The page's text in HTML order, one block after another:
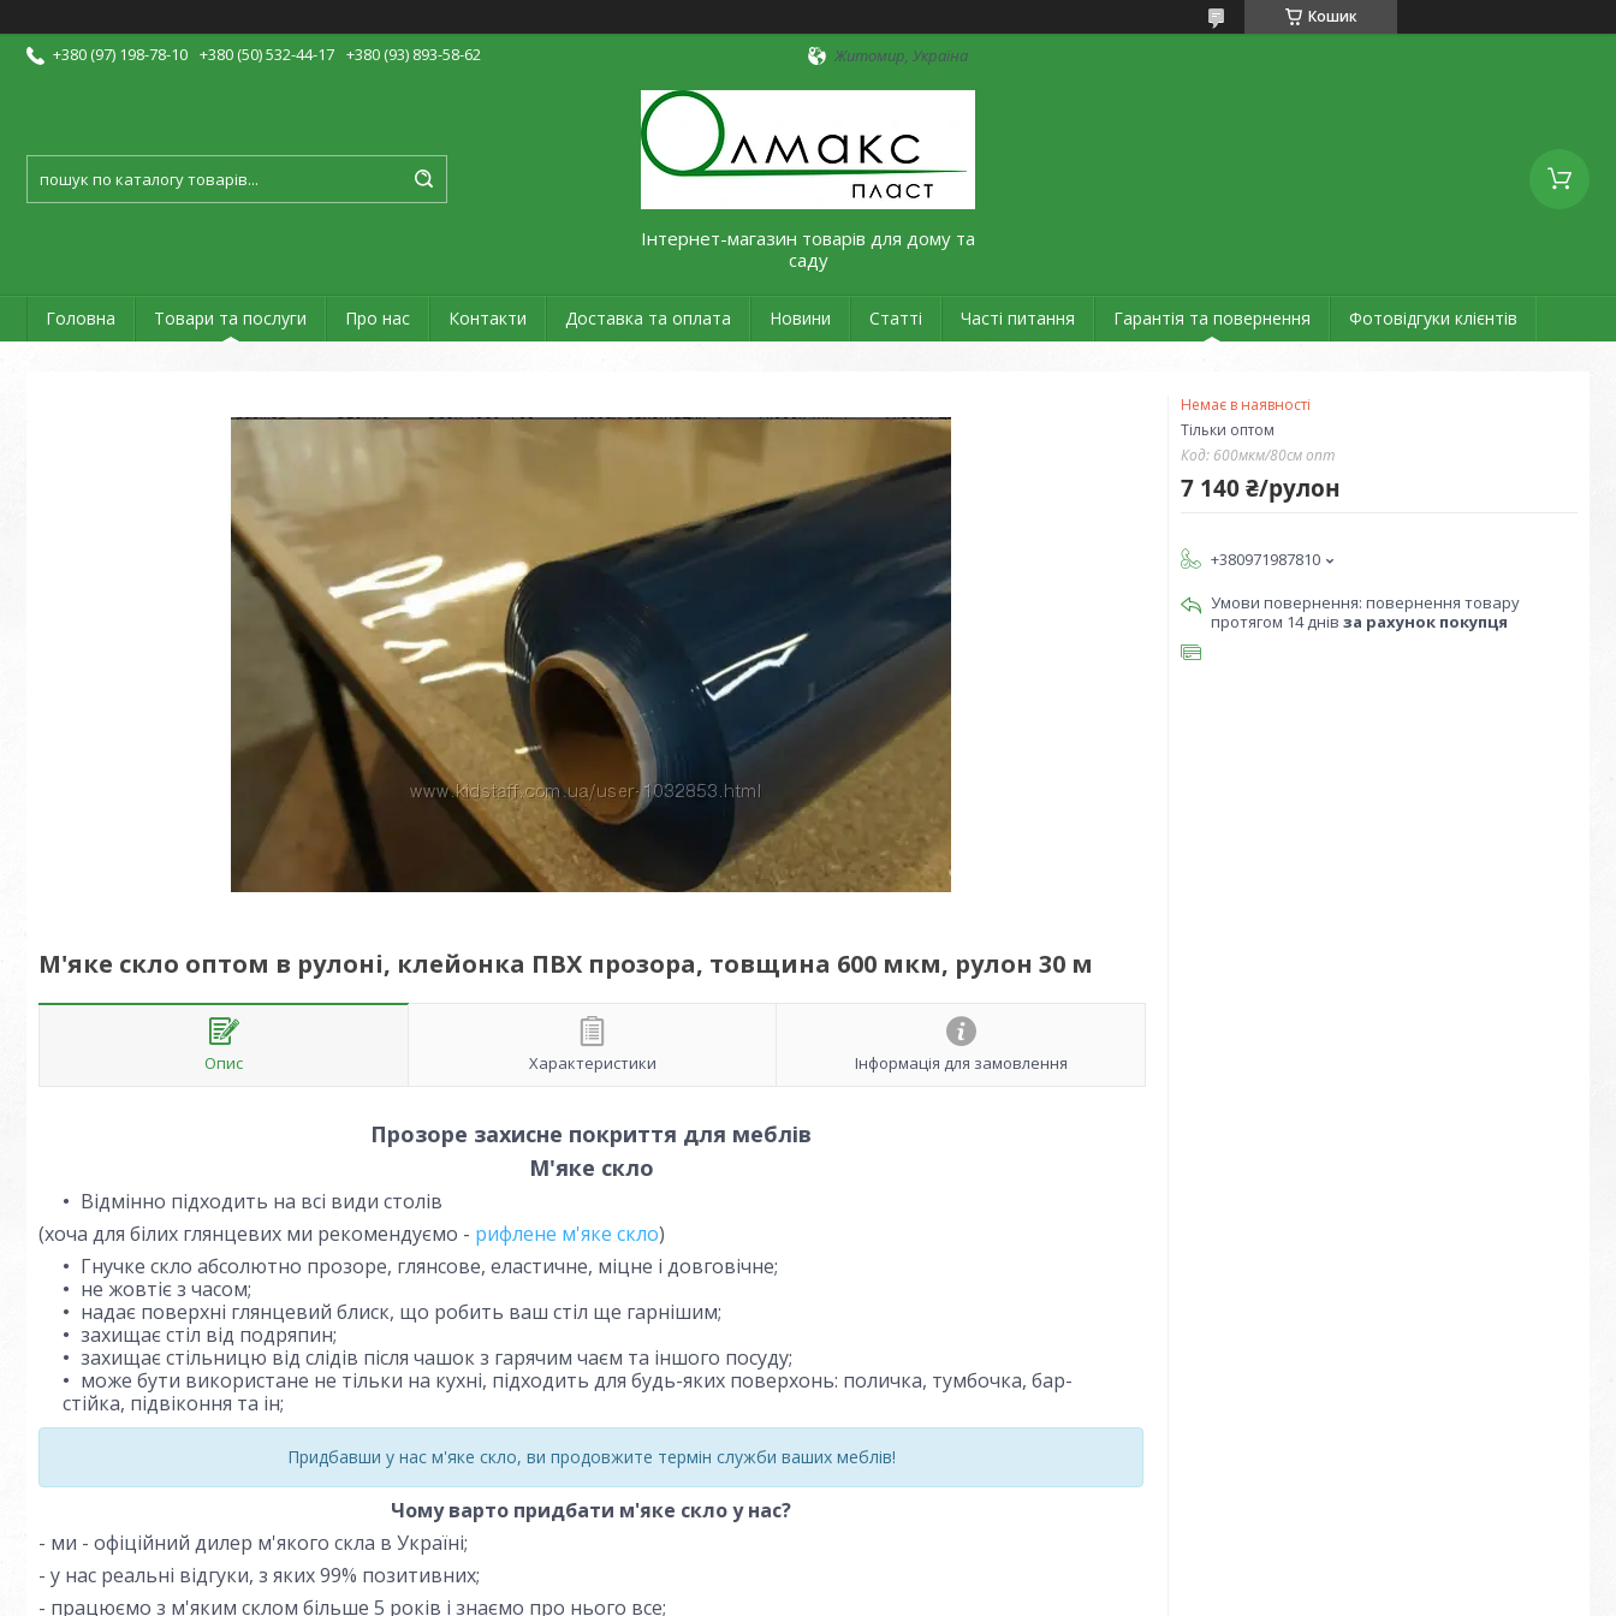
Кошик
+380 (97) 198-78-10 +380 (50) 532-44-17 +380 (93) 893-58-62 Житомир, Україна
Інтернет-магазин товарів для дому та
саду
Головна Товари та послуги Про нас Контакти Доставка та оплата Новини Статті Часті питання Гарантія та повернення Фотовідгуки клієнтів
М'яке скло оптом в рулоні, клейонка ПВХ прозора, товщина 600 мкм, рулон 30 м
Опис Характеристики Інформація для замовлення
Прозоре захисне покриття для меблів
М'яке скло
Відмінно підходить на всі види столів
(хоча для білих глянцевих ми рекомендуємо - рифлене м'яке скло)
Гнучке скло абсолютно прозоре, глянсове, еластичне, міцне і довговічне;
не жовтіє з часом;
надає поверхні глянцевий блиск, що робить ваш стіл ще гарнішим;
захищає стіл від подряпин;
захищає стільницю від слідів після чашок з гарячим чаєм та іншого посуду;
може бути використане не тільки на кухні, підходить для будь-яких поверхонь: поличка, тумбочка, бар-
стійка, підвіконня та ін;
Придбавши у нас м'яке скло, ви продовжите термін служби ваших меблів!
Чому варто придбати м'яке скло у нас?
- ми - офіційний дилер м'якого скла в Україні;
- у нас реальні відгуки, з яких 99% позитивних;
- працюємо з м'яким склом більше 5 років і знаємо про нього все;
Немає в наявності
Тільки оптом
Код: 600мкм/80см опт
7 140 ₴/рулон
+380971987810
повернення товару
протягом 14 днів за рахунок покупця